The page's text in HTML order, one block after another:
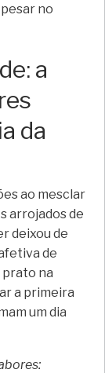
no
a
da
ao mesclar
arrojados de
deixou de
de
prato na
a primeira
um dia